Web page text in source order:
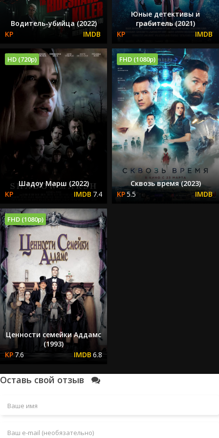
Водитель-убийца (2022)
Юные детективы и
грабитель (2021)
HD (720p)
Шадоу Марш (2022)
7.4
FHD (1080p)
Сквозь время (2023)
5.5
FHD (1080p)
Ценности семейки Аддамс
(1993)
7.6
6.8
Оставь свой отзыв